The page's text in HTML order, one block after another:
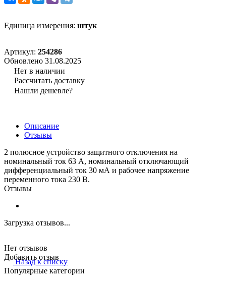
Единица измерения: штук
Артикул: 254286
Обновлено 31.08.2025
Нет в наличии
Рассчитать доставку
Нашли дешевле?
Описание
Отзывы
2 полюсное устройство защитного отключения на
номинальный ток 63 А, номинальный отключающий
дифференциальный ток 30 мА и рабочее напряжение
переменного тока 230 В.
Отзывы
Загрузка отзывов...
Нет отзывов
Добавить отзыв
Назад к списку
Популярные категории